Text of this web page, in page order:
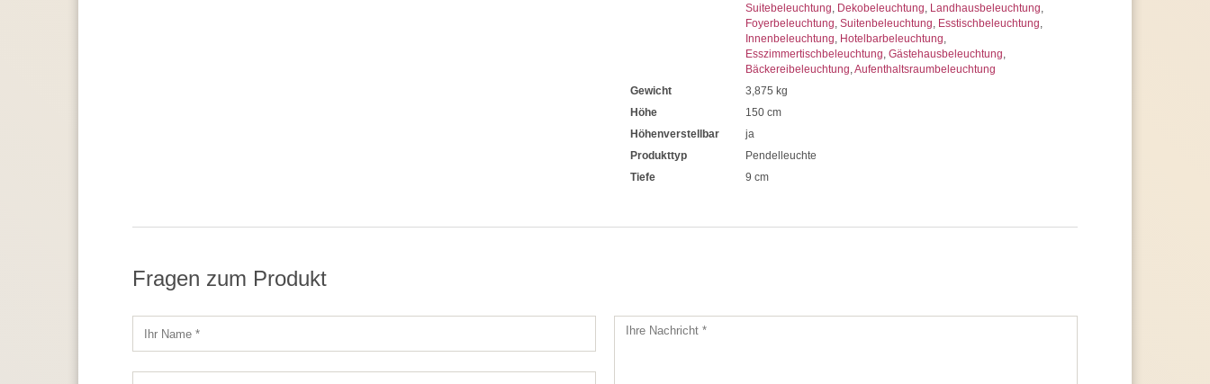
Suitebeleuchtung, Dekobeleuchtung, Landhausbeleuchtung,
Foyerbeleuchtung, Suitenbeleuchtung, Esstischbeleuchtung,
Innenbeleuchtung, Hotelbarbeleuchtung,
Esszimmertischbeleuchtung, Gästehausbeleuchtung,
Bäckereibeleuchtung,Aufenthaltsraumbeleuchtung
Gewicht
3,875 kg
Höhe
150 cm
Höhenverstellbar
ja
Produkttyp
Pendelleuchte
Tiefe
9 cm
Fragen zum Produkt